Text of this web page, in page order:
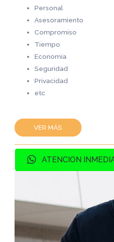
Personal
Asesoramiento
Compromiso
Tiempo
Economía
Seguridad
Privacidad
etc
VER MÁS
ATENCION